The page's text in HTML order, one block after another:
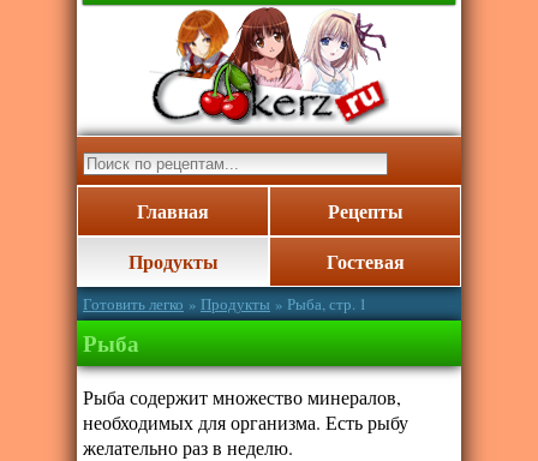
Главная
Рецепты
Продукты
Гостевая
Готовить легко » Продукты » Рыба, стр. 1
Рыба
Рыба содержит множество минералов,
необходимых для организма. Есть рыбу
желательно раз в неделю.